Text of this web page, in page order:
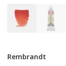
Rembrandt